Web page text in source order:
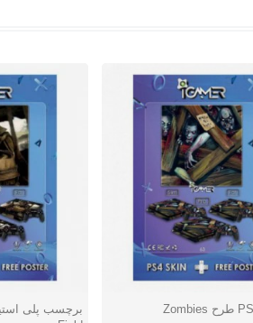
دوست داشتن
دوست